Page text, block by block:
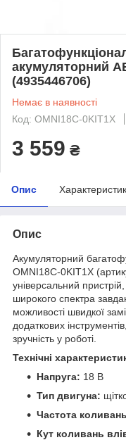
акумуляторний
(4935446706)
Немає в наявності
Код: OMNI18C-0KIT1X
3 559 ₴
Опис
Опис
Акумуляторний
OMNI18C-0KIT1X
універсальний
широкого спектра
можливості швидкої
додаткових
зручність у роботі.
Технічні
Напруга: 18 В
Тип двигуна:
Частота
Кут коливань